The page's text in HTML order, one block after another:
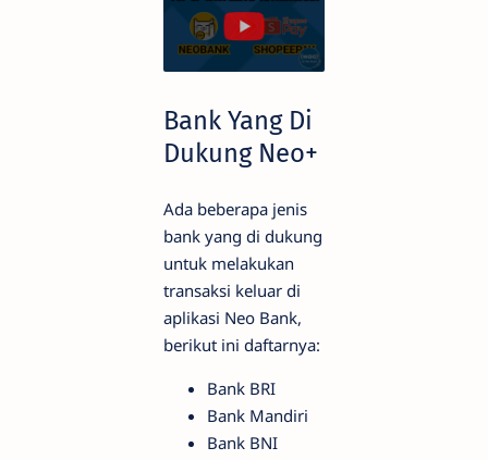
Bank Yang Di
Dukung Neo+
Ada beberapa jenis
bank yang di dukung
untuk melakukan
transaksi keluar di
aplikasi Neo Bank,
berikut ini daftarnya:
Bank BRI
Bank Mandiri
Bank BNI